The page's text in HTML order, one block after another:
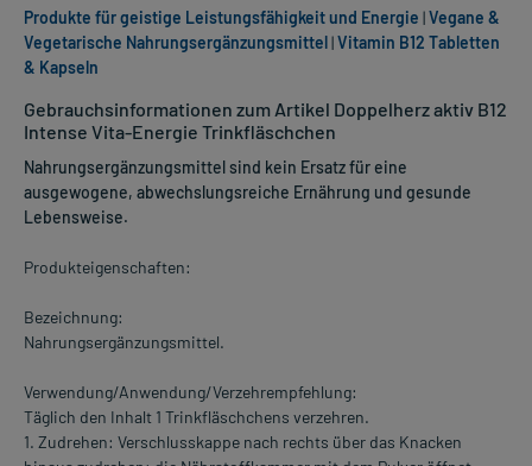
Gebrauchsinformationen zum Artikel Doppelherz aktiv B12
Intense Vita-Energie Trinkfläschchen
Nahrungsergänzungsmittel sind kein Ersatz für eine
ausgewogene, abwechslungsreiche Ernährung und gesunde
Lebensweise.
Produkteigenschaften:
Bezeichnung:
Nahrungsergänzungsmittel.
Verwendung/Anwendung/Verzehrempfehlung:
Täglich den Inhalt 1 Trinkfläschchens verzehren.
1. Zudrehen: Verschlusskappe nach rechts über das Knacken
Produkte für geistige Leistungsfähigkeit und Energie |Vegane &
Vegetarische Nahrungsergänzungsmittel|Vitamin B12 Tabletten
& Kapseln